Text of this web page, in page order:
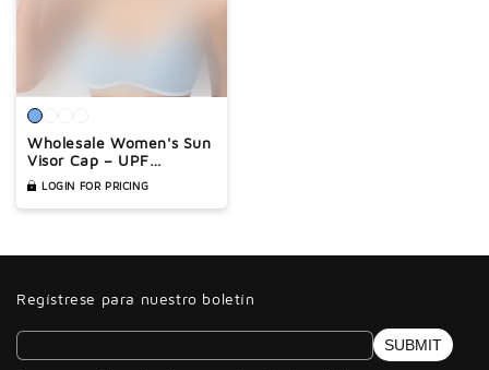
Wholesale Women's Sun
Visor Cap – UPF
Protection Adjustable
Sports Running Tennis
Hat
LOGIN FOR PRICING
Regístrese para nuestro boletín
SUBMIT